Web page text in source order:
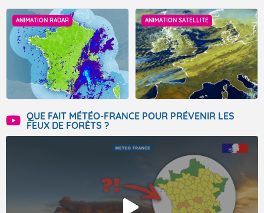
ANIMATION RADAR ANIMATION SATELLITE
QUE FAIT MÉTÉO-FRANCE POUR PRÉVENIR LES
FEUX DE FORÊTS ?